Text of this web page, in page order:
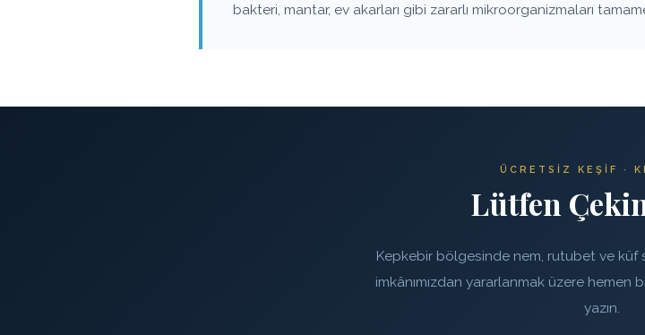
bakteri, mantar, ev akarları gibi zararlı mikroorganizmaları
ÜCRETSIZ KEŞIF ·
Lütfen
Kepkebir bölgesinde nem, rutubet ve küf
imkânımızdan yararlanmak üzere hemen
yazın.